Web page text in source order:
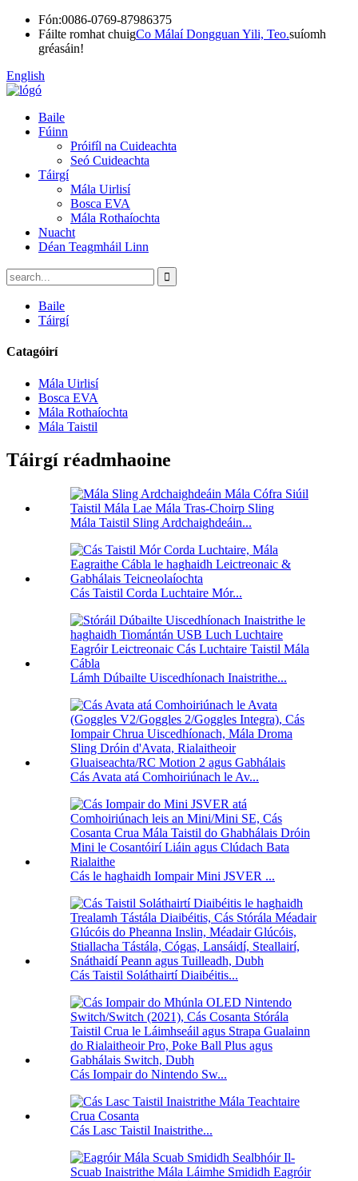
Fón:0086-0769-87986375
Fáilte romhat chuigCo Málaí Dongguan Yili, Teo.suíomh
gréasáin!
English
Baile
Fúinn
Próifíl na Cuideachta
Seó Cuideachta
Táirgí
Mála Uirlisí
Bosca EVA
Mála Rothaíochta
Nuacht
Déan Teagmháil Linn
Baile
Táirgí
Catagóirí
Mála Uirlisí
Bosca EVA
Mála Rothaíochta
Mála Taistil
Táirgí réadmhaoine
Mála Taistil Sling Ardchaighdeáin...
Cás Taistil Corda Luchtaire Mór...
Lámh Dúbailte Uiscedhíonach Inaistrithe...
Cás Avata atá Comhoiriúnach le Av...
Cás le haghaidh Iompair Mini JSVER ...
Cás Taistil Soláthairtí Diaibéitis...
Cás Iompair do Nintendo Sw...
Cás Lasc Taistil Inaistrithe...